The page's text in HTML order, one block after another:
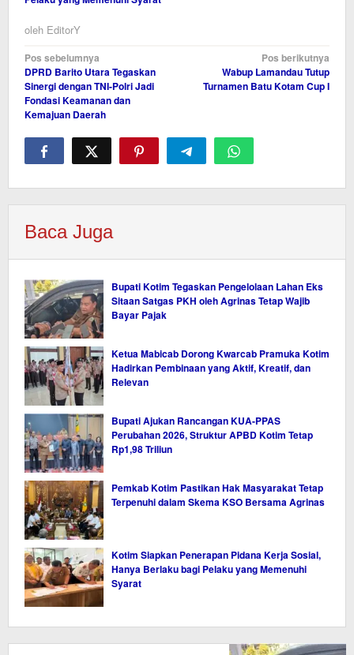
oleh EditorY
Navigasi
pos
Pos sebelumnya
DPRD Barito Utara Tegaskan
Sinergi dengan TNI-Polri Jadi
Fondasi Keamanan dan
Kemajuan Daerah
Pos berikutnya
Wabup Lamandau Tutup
Turnamen Batu Kotam Cup I
Baca Juga
Bupati Kotim Tegaskan Pengelolaan Lahan Eks
Sitaan Satgas PKH oleh Agrinas Tetap Wajib
Bayar Pajak
Ketua Mabicab Dorong Kwarcab Pramuka Kotim
Hadirkan Pembinaan yang Aktif, Kreatif, dan
Relevan
Bupati Ajukan Rancangan KUA-PPAS
Perubahan 2026, Struktur APBD Kotim Tetap
Rp1,98 Triliun
Pemkab Kotim Pastikan Hak Masyarakat Tetap
Terpenuhi dalam Skema KSO Bersama Agrinas
Kotim Siapkan Penerapan Pidana Kerja Sosial,
Hanya Berlaku bagi Pelaku yang Memenuhi
Syarat